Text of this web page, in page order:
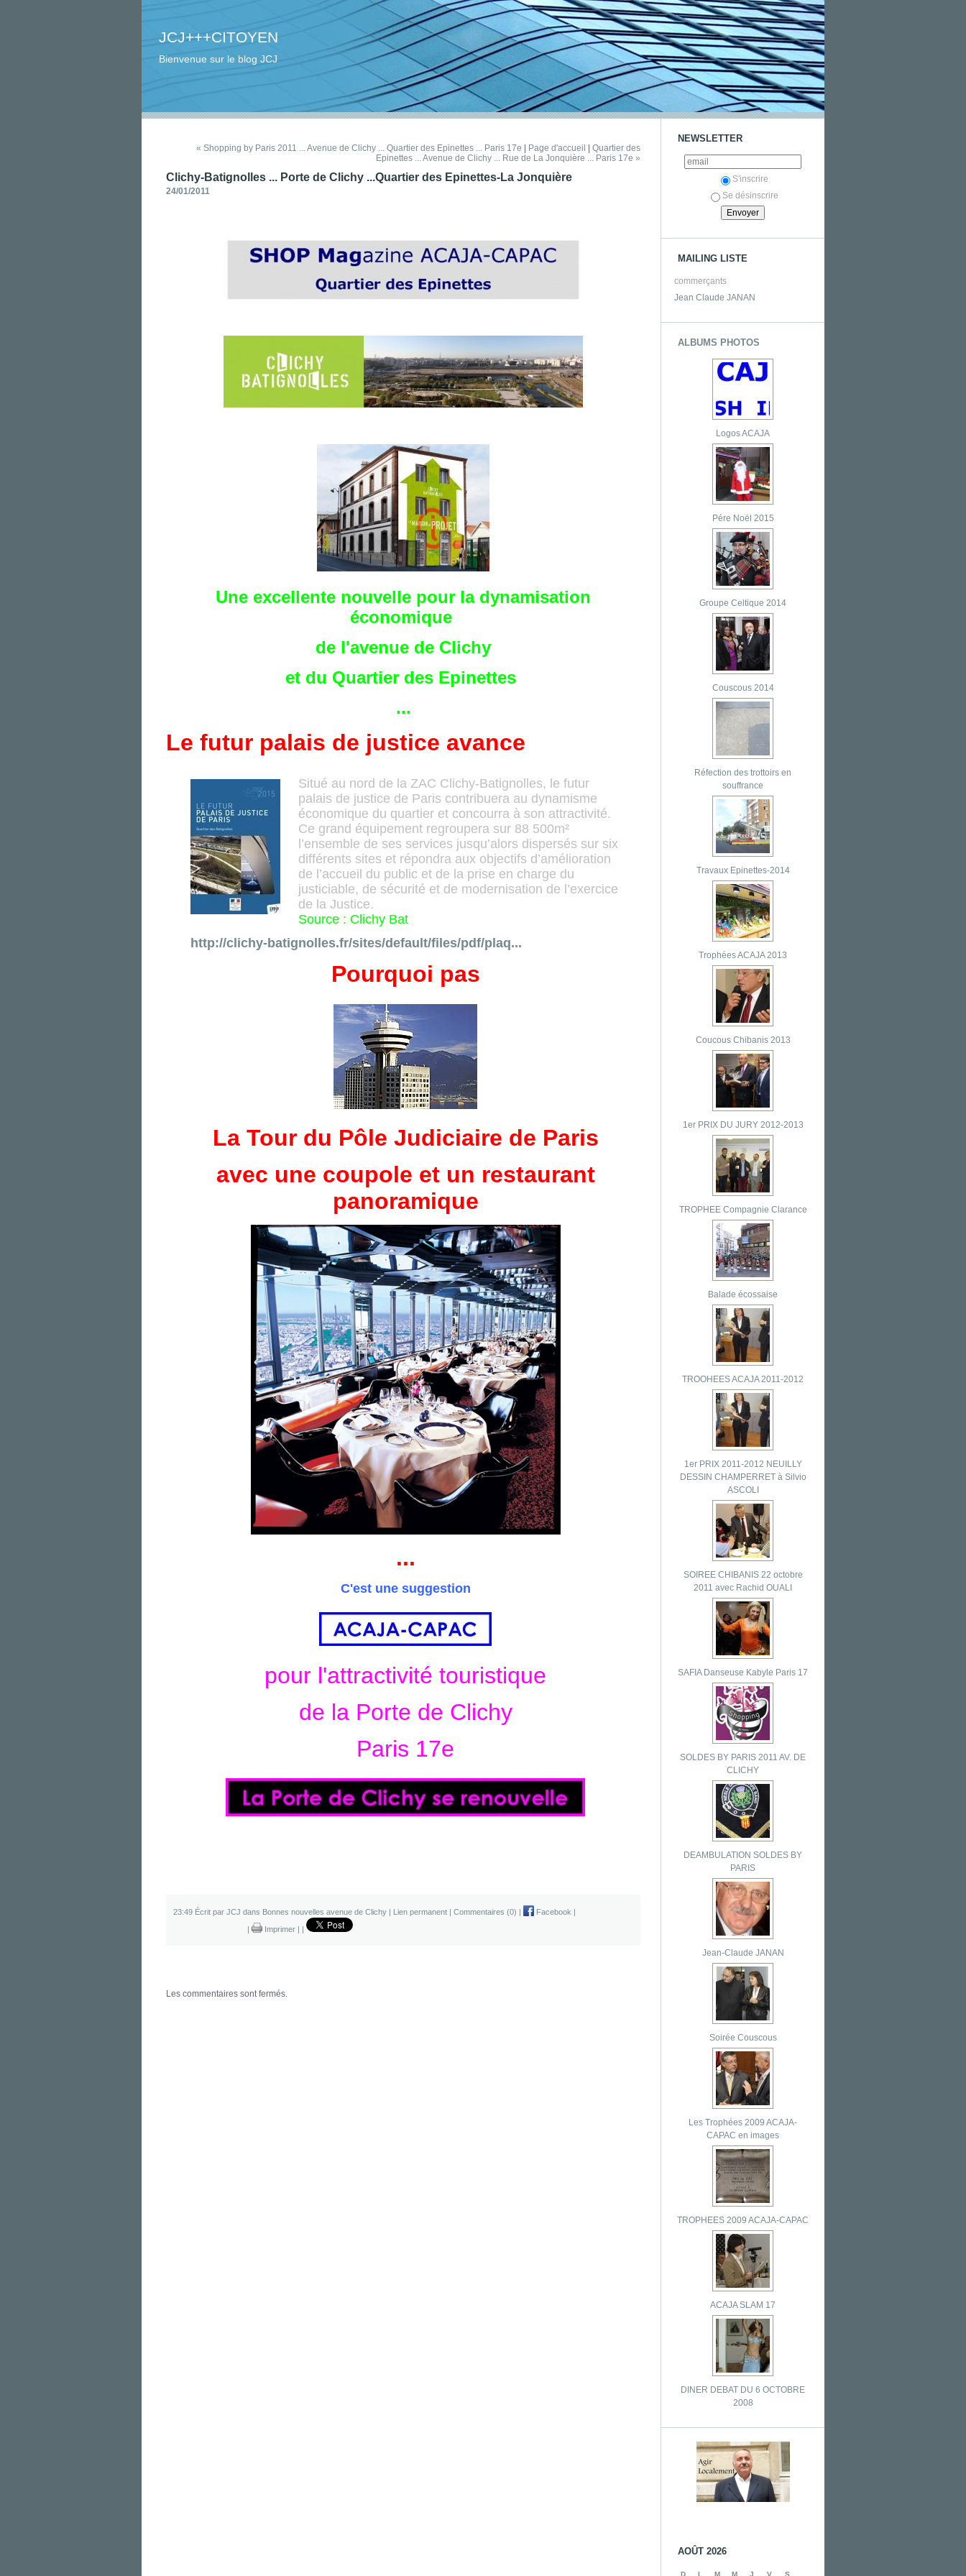
JCJ+++CITOYEN
Bienvenue sur le blog JCJ
NEWSLETTER
S'inscrire
Se désinscrire
MAILING LISTE
commerçants
Jean Claude JANAN
ALBUMS PHOTOS
Logos ACAJA
Pére Noël 2015
Groupe Celtique 2014
Couscous 2014
Réfection des trottoirs en
souffrance
Travaux Epinettes-2014
Trophées ACAJA 2013
Coucous Chibanis 2013
1er PRIX DU JURY 2012-2013
TROPHEE Compagnie Clarance
Balade écossaise
TROOHEES ACAJA 2011-2012
1er PRIX 2011-2012 NEUILLY
DESSIN CHAMPERRET à Silvio
ASCOLI
SOIREE CHIBANIS 22 octobre
2011 avec Rachid OUALI
SAFIA Danseuse Kabyle Paris 17
SOLDES BY PARIS 2011 AV. DE
CLICHY
DEAMBULATION SOLDES BY
PARIS
Jean-Claude JANAN
Soirée Couscous
Les Trophées 2009 ACAJA-
CAPAC en images
TROPHEES 2009 ACAJA-CAPAC
ACAJA SLAM 17
DINER DEBAT DU 6 OCTOBRE
2008
AOÛT 2026
D L M M J V S
« Shopping by Paris 2011 ... Avenue de Clichy ... Quartier des Epinettes ... Paris 17e Page d'accueil
Quartier des
Epinettes ... Avenue de Clichy ... Rue de La Jonquière ... Paris 17e »
24/01/2011
Clichy-Batignolles ... Porte de Clichy ...Quartier des Epinettes-La Jonquière
Une excellente nouvelle pour la dynamisation
économique
de l'avenue de Clichy
et du Quartier des Epinettes
...
Le futur palais de justice avance
Situé au nord de la ZAC Clichy-Batignolles, le futur
palais de justice de Paris contribuera au dynamisme
économique du quartier et concourra à son attractivité.
Ce grand équipement regroupera sur 88 500m²
l’ensemble de ses services jusqu’alors dispersés sur six
différents sites et répondra aux objectifs d’amélioration
de l’accueil du public et de la prise en charge du
justiciable, de sécurité et de modernisation de l’exercice
de la Justice.
Source : Clichy Bat
http://clichy-batignolles.fr/sites/default/files/pdf/plaq...
Pourquoi pas
La Tour du Pôle Judiciaire de Paris
avec une coupole et un restaurant
panoramique
...
C'est une suggestion
pour l'attractivité touristique
de la Porte de Clichy
Paris 17e
23:49 Écrit par JCJ dans Bonnes nouvelles avenue de Clichy Lien permanent Commentaires (0) Facebook
Imprimer
Les commentaires sont fermés.